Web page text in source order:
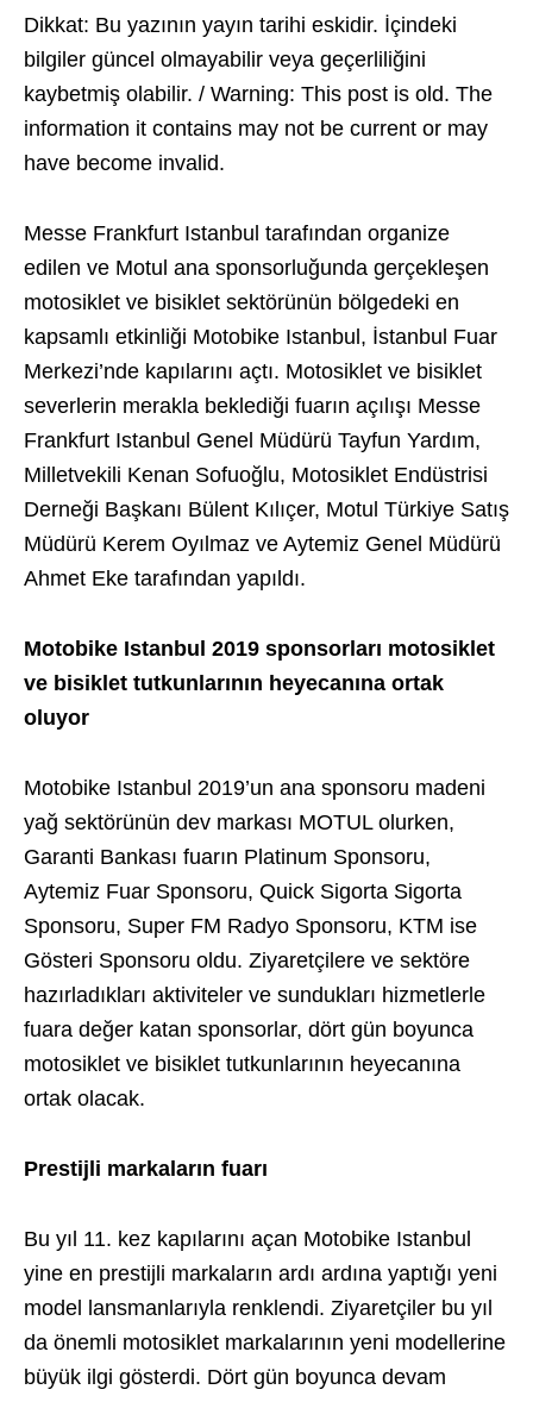
Dikkat: Bu yazının yayın tarihi eskidir. İçindeki
bilgiler güncel olmayabilir veya geçerliliğini
kaybetmiş olabilir. / Warning: This post is old. The
information it contains may not be current or may
have become invalid.
Messe Frankfurt Istanbul tarafından organize
edilen ve Motul ana sponsorluğunda gerçekleşen
motosiklet ve bisiklet sektörünün bölgedeki en
kapsamlı etkinliği Motobike Istanbul, İstanbul Fuar
Merkezi’nde kapılarını açtı. Motosiklet ve bisiklet
severlerin merakla beklediği fuarın açılışı Messe
Frankfurt Istanbul Genel Müdürü Tayfun Yardım,
Milletvekili Kenan Sofuoğlu, Motosiklet Endüstrisi
Derneği Başkanı Bülent Kılıçer, Motul Türkiye Satış
Müdürü Kerem Oyılmaz ve Aytemiz Genel Müdürü
Ahmet Eke tarafından yapıldı.
Motobike Istanbul 2019 sponsorları motosiklet
ve bisiklet tutkunlarının heyecanına ortak
oluyor
Motobike Istanbul 2019’un ana sponsoru madeni
yağ sektörünün dev markası MOTUL olurken,
Garanti Bankası fuarın Platinum Sponsoru,
Aytemiz Fuar Sponsoru, Quick Sigorta Sigorta
Sponsoru, Super FM Radyo Sponsoru, KTM ise
Gösteri Sponsoru oldu. Ziyaretçilere ve sektöre
hazırladıkları aktiviteler ve sundukları hizmetlerle
fuara değer katan sponsorlar, dört gün boyunca
motosiklet ve bisiklet tutkunlarının heyecanına
ortak olacak.
Prestijli markaların fuarı
Bu yıl 11. kez kapılarını açan Motobike Istanbul
yine en prestijli markaların ardı ardına yaptığı yeni
model lansmanlarıyla renklendi. Ziyaretçiler bu yıl
da önemli motosiklet markalarının yeni modellerine
büyük ilgi gösterdi. Dört gün boyunca devam